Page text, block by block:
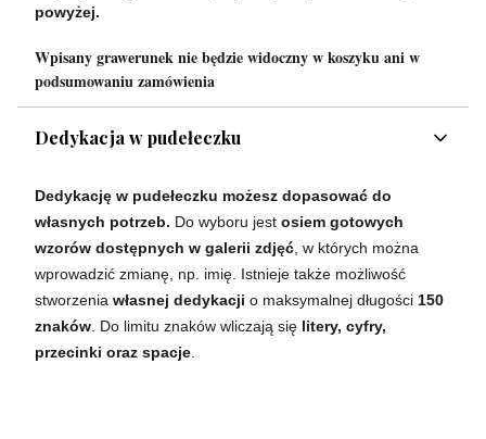
powyżej.
Wpisany grawerunek nie będzie widoczny w koszyku ani w
podsumowaniu zamówienia
Dedykacja w pudełeczku
Dedykację w pudełeczku możesz dopasować do
własnych potrzeb. Do wyboru jest osiem gotowych
wzorów dostępnych w galerii zdjęć , w których można
wprowadzić zmianę, np. imię. Istnieje także możliwość
stworzenia własnej dedykacji o maksymalnej długości 150
znaków . Do limitu znaków wliczają się litery, cyfry,
przecinki oraz spacje